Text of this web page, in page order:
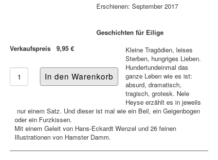
Verkaufspreis 9,95 €
Erschienen: September 2017
Geschichten für Eilige
Kleine Tragödien, leises
Sterben, hungriges Lieben.
Hundertundeinmal das
ganze Leben wie es ist:
absurd, dramatisch,
tragisch, grotesk. Nele
Heyse erzählt es in jeweils
nur einem Satz. Und dieser ist mal wie ein Beil, ein Geigenbogen
oder ein Furzkissen.
Mit einem Geleit von Hans-Eckardt Wenzel und 26 feinen
Illustrationen von Hamster Damm.